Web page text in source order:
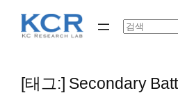
Search
[태그:] Secondary